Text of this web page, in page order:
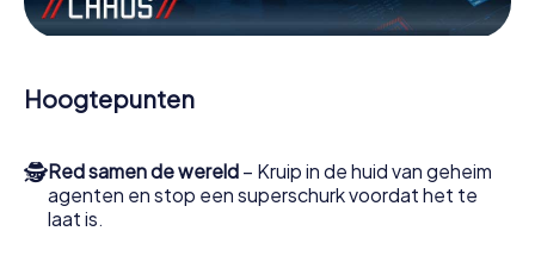
Werk samen als een team, onderschep vijandige
spionnen en lok de handlangers van de schurk naar je toe.
excelleren om de slechteriken te stoppen. In
tegenstelling tot James Bond en Co. zullen jouw daden
jezelf en jouw team in de hoogste score van Calahorra en
krijg toegang tot jouw eigen fotogalerij. De escape game
van myCityHunt verandert Calahorra in jouw eigen
Hoogtepunten
🕵Red samen de wereld – Kruip in de huid van geheim
agenten en stop een superschurk voordat het te
laat is.